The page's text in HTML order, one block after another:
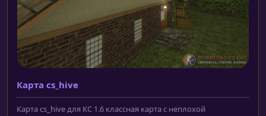
Карта cs_hive
Карта cs_hive для КС 1.6 классная карта с неплохой